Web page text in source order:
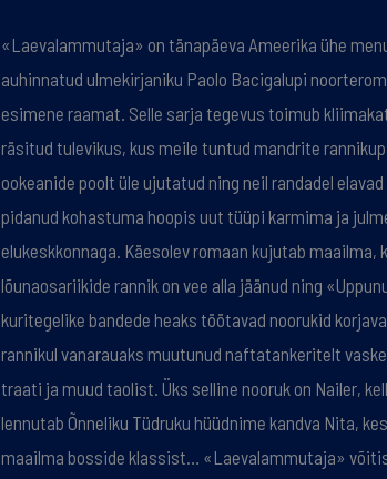
«Laevalammutaja» on tänapäeva Ameerika ühe
auhinnatud ulmekirjaniku Paolo Bacigalupi
esimene raamat. Selle sarja tegevus toimub
räsitud tulevikus, kus meile tuntud mandrite
ookeanide poolt üle ujutatud ning neil randadel
pidanud kohastuma hoopis uut tüüpi karmima ja
elukeskkonnaga. Käesolev romaan kujutab maailma,
lõunaosariikide rannik on vee alla jäänud ning
kuritegelike bandede heaks töötavad noorukid
rannikul vanarauaks muutunud naftatankeritelt
traati ja muud taolist. Üks selline nooruk on Nailer,
lennutab Õnneliku Tüdruku hüüdnime kandva Nita,
maailma bosside klassist… «Laevalammutaja»